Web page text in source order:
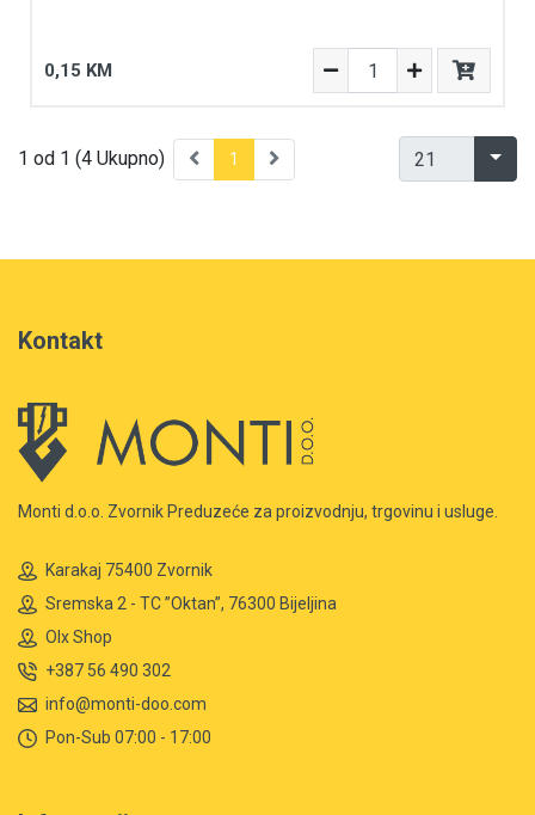
0,15 KM
1 od 1 (4 Ukupno) 1
Kontakt
Monti d.o.o. Zvornik Preduzeće za proizvodnju, trgovinu i usluge.
Karakaj 75400 Zvornik
Sremska 2 - TC ”Oktan”, 76300 Bijeljina
Olx Shop
+387 56 490 302
info@monti-doo.com
Pon-Sub 07:00 - 17:00